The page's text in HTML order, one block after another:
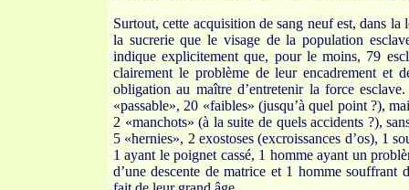
Surtout, cette acquisition de sang neuf est, dans la
la sucrerie que le visage de la population
indique explicitement que, pour le moins, 79
clairement le problème de leur encadrement et
obligation au maître d’entretenir la force
«passable», 20 «faibles» (jusqu’à quel point ?),
2 «manchots» (à la suite de quels accidents ?),
5 «hernies», 2 exostoses (excroissances d’os), 1
1 ayant le poignet cassé, 1 homme ayant un
d’une descente de matrice et 1 homme souffrant